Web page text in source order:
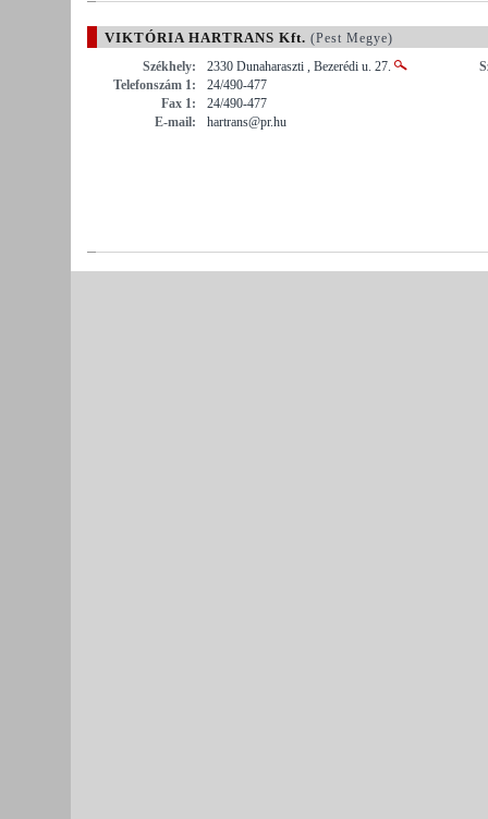
VIKTÓRIA HARTRANS Kft. (Pest Megye)
Székhely:
2330 Dunaharaszti , Bezerédi u. 27.
Telefonszám 1:
24/490-477
Fax 1:
24/490-477
E-mail:
hartrans@pr.hu